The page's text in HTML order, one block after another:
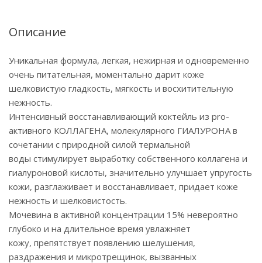
Описание
Уникальная формула, легкая, нежирная и одновременно
очень питательная, моментально дарит коже
шелковистую гладкость, мягкость и восхитительную
нежность.
Интенсивный восстанавливающий коктейль из pro-
активного КОЛЛАГЕНА, молекулярного ГИАЛУРОНА в
сочетании с природной силой термальной
воды стимулирует выработку собственного коллагена и
гиалуроновой кислоты, значительно улучшает упругость
кожи, разглаживает и восстанавливает, придает коже
нежность и шелковистость.
Мочевина в активной концентрации 15% невероятно
глубоко и на длительное время увлажняет
кожу, препятствует появлению шелушения,
раздражения и микротрещинок, вызванных